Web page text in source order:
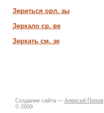
Зериться орл. зы
Зеркало ср. ве
Зеркать см. зе
Создание сайта — Алексей Попов
© 2009